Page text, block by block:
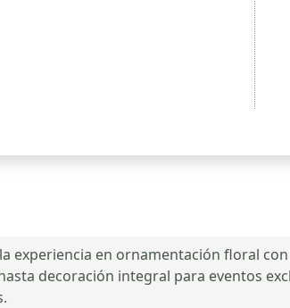
experiencia en ornamentación floral
decoración integral para eventos